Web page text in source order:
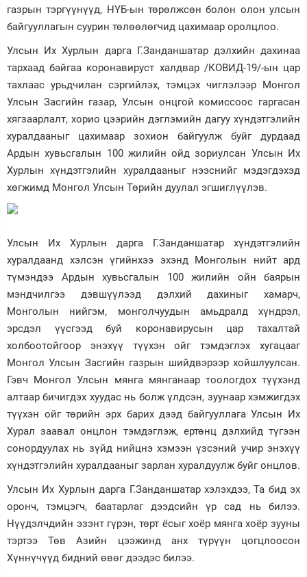
газрын тэргүүнүүд, НҮБ-ын төрөлжсөн болон олон улсын
байгууллагын суурин төлөөлөгчид цахимаар оролцлоо.
Улсын Их Хурлын дарга Г.Занданшатар дэлхийн дахинаа
тархаад байгаа коронавируст халдвар /КОВИД-19/-ын цар
тахлаас урьдчилан сэргийлэх, тэмцэх чиглэлээр Монгол
Улсын Засгийн газар, Улсын онцгой комиссоос гаргасан
хягзаарлалт, хорио цээрийн дэглэмийн дагуу хүндэтгэлийн
хуралдааныг цахимаар зохион байгуулж буйг дурдаад
Ардын хувьсгалын 100 жилийн ойд зориулсан Улсын Их
Хурлын хүндэтгэлийн хуралдааныг нээснийг мэдэгдэхэд
хөгжимд Монгол Улсын Төрийн дуулал эгшиглүүлэв.
Улсын Их Хурлын дарга Г.Занданшатар хүндэтгэлийн
хуралдаанд хэлсэн үгийнхээ эхэнд Монголын нийт ард
түмэндээ Ардын хувьсгалын 100 жилийн ойн баярын
мэндчилгээ дэвшүүлээд дэлхий дахиныг хамарч,
Монголын нийгэм, монголчуудын амьдралд хүндрэл,
эрсдэл үүсгээд буй коронавирусын цар тахалтай
холбоотойгоор энэхүү түүхэн ойг тэмдэглэх хугацааг
Монгол Улсын Засгийн газрын шийдвэрээр хойшлуулсан.
Гэвч Монгол Улсын мянга мянганаар тоологдох түүхэнд
алтаар бичигдэх хуудас нь болж үлдсэн, зуунаар хэмжигдэх
түүхэн ойг төрийн эрх барих дээд байгууллага Улсын Их
Хурал заавал онцлон тэмдэглэж, ертөнц дэлхийд түгээн
сонордуулах нь зүйд нийцнэ хэмээн үзсэний учир энэхүү
хүндэтгэлийн хуралдааныг зарлан хуралдуулж буйг онцлов.
Улсын Их Хурлын дарга Г.Занданшатар хэлэхдээ, Та бид эх
оронч, тэмцэгч, баатарлаг дээдсийн үр сад нь билээ.
Нүүдэлчдийн эзэнт гүрэн, төрт ёсыг хоёр мянга хоёр зууны
тэртээ Төв Азийн цээжинд анх түрүүн цогцлоосон
Хүннүчүүд бидний өвөг дээдэс билээ.